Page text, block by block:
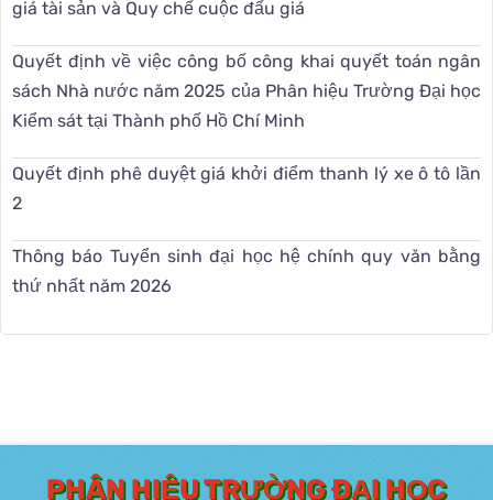
giá tài sản và Quy chế cuộc đấu giá
Quyết định về việc công bố công khai quyết toán ngân
sách Nhà nước năm 2025 của Phân hiệu Trường Đại học
Kiểm sát tại Thành phố Hồ Chí Minh
Quyết định phê duyệt giá khởi điểm thanh lý xe ô tô lần
2
Thông báo Tuyển sinh đại học hệ chính quy văn bằng
thứ nhất năm 2026
PHÂN HIỆU TRƯỜNG ĐẠI HỌC